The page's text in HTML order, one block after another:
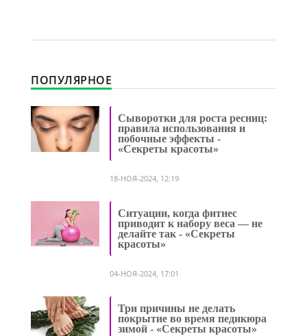
ПОПУЛЯРНОЕ
Сыворотки для роста ресниц:
правила использования и
побочные эффекты -
«Секреты красоты»
18-НОЯ-2024, 12:19
Ситуации, когда фитнес
приводит к набору веса — не
делайте так - «Секреты
красоты»
04-НОЯ-2024, 17:01
Три причины не делать
покрытие во время педикюра
зимой - «Секреты красоты»